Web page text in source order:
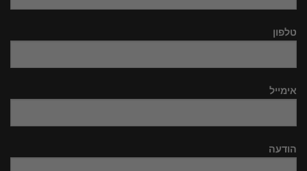
טלפון
אימייל
הודעה